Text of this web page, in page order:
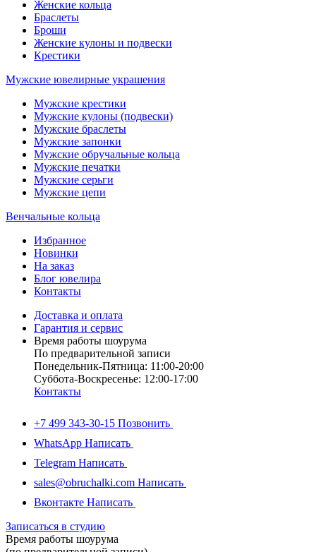
Женские кольца
Браслеты
Броши
Женские кулоны и подвески
Крестики
Мужские ювелирные украшения
Мужские крестики
Мужские кулоны (подвески)
Мужские браслеты
Мужские запонки
Мужские обручальные кольца
Мужские печатки
Мужские серьги
Мужские цепи
Венчальные кольца
Избранное
Новинки
На заказ
Блог ювелира
Контакты
Доставка и оплата
Гарантия и сервис
Время работы шоурума
По предварительной записи
Понедельник-Пятница: 11:00-20:00
Суббота-Bоcкресенье: 12:00-17:00
Контакты
+7 499 343-30-15 Позвонить
WhatsApp Написать
Telegram Написать
sales@obruchalki.com Написать
Вконтакте Написать
Записаться в студию
Время работы шоурума